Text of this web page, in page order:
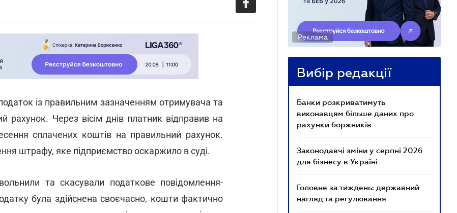
із правильним зазначенням отримувача та
рахунок. Через вісім днів платник відправив на
сплачених коштів на правильний рахунок.
штрафу, яке підприємство оскаржило в суді.
та скасували податкове повідомлення-
була здійснена своєчасно, кошти фактично
Реклама
Вибір редакції
Банки розкриватимуть
виконавцям більше даних про
рахунки боржників
Законодавчі зміни у серпні 2026
для бізнесу в Україні
Головне за тиждень: державний
нагляд та регулювання